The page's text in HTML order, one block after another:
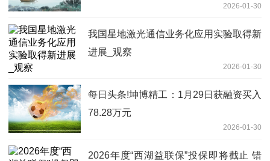
2026-01-30
我国星地激光通信业务化应用实验取得新
进展_观察
2026-01-30
每日头条!坤博精工：1月29日获融资买入
78.28万元
2026-01-30
2026年度“西湖益联保”投保即将截止 错